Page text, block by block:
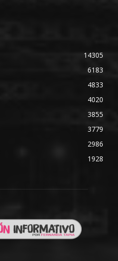
14305
6183
4833
4020
3855
3779
2986
1928